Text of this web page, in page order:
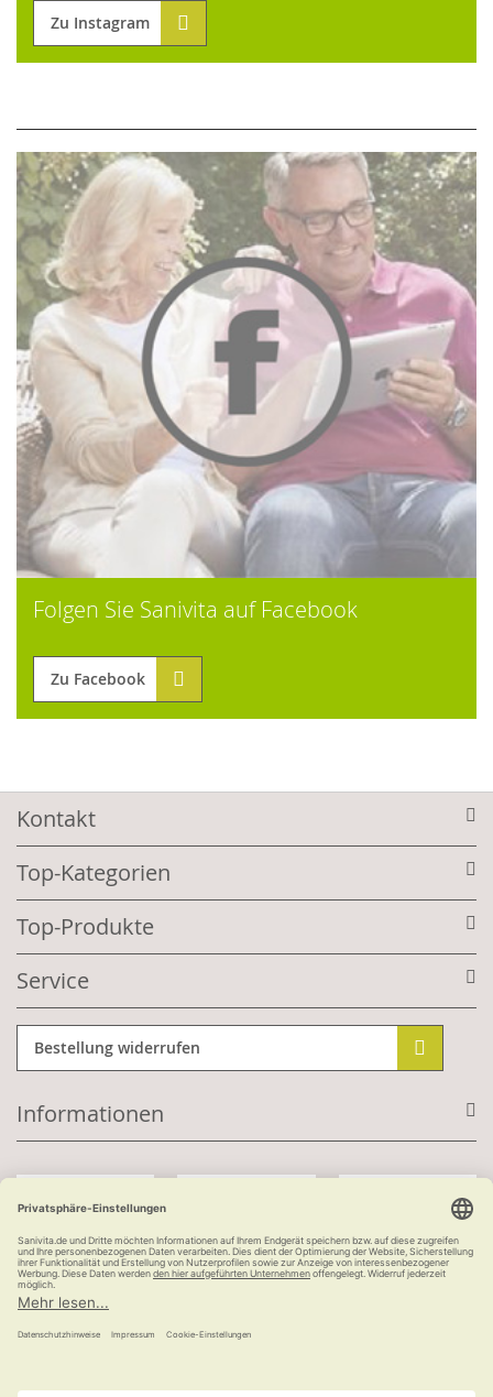
Zu Instagram
Folgen Sie Sanivita auf Facebook
Zu Facebook
Kontakt
Top-Kategorien
Top-Produkte
Service
Bestellung widerrufen
Informationen
Kauf auf Rechnung